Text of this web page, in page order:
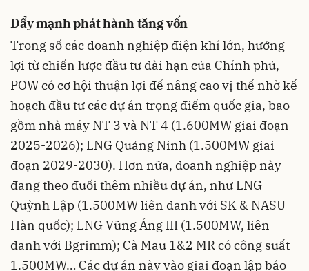
Đẩy mạnh phát hành tăng vốn
Trong số các doanh nghiệp điện khí lớn, hưởng
lợi từ chiến lược đầu tư dài hạn của Chính phủ,
POW có cơ hội thuận lợi để nâng cao vị thế nhờ kế
hoạch đầu tư các dự án trọng điểm quốc gia, bao
gồm nhà máy NT 3 và NT 4 (1.600MW giai đoạn
2025-2026); LNG Quảng Ninh (1.500MW giai
đoạn 2029-2030). Hơn nữa, doanh nghiệp này
đang theo đuổi thêm nhiều dự án, như LNG
Quỳnh Lập (1.500MW liên danh với SK & NASU
Hàn quốc); LNG Vũng Áng III (1.500MW, liên
danh với Bgrimm); Cà Mau 1&2 MR có công suất
1.500MW… Các dự án này vào giai đoạn lập báo